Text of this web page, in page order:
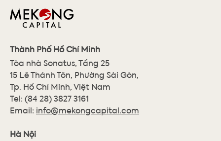
Thành Phố Hồ Chí Minh
Tòa nhà Sonatus, Tầng 25
15 Lê Thánh Tôn, Phường Sài Gòn,
Tp. Hồ Chí Minh, Việt Nam
Tel: (84 28) 3827 3161
Email: info@mekongcapital.com
Hà Nội